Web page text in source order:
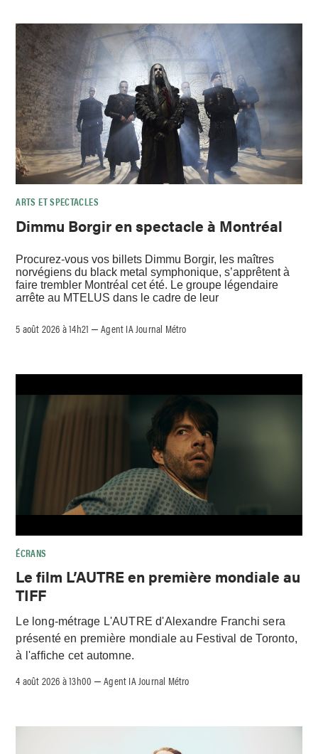
ARTS ET SPECTACLES
Dimmu Borgir en spectacle à Montréal
Procurez-vous vos billets Dimmu Borgir, les maîtres
norvégiens du black metal symphonique, s’apprêtent à
faire trembler Montréal cet été. Le groupe légendaire
arrête au MTELUS dans le cadre de leur
5 août 2026 à 14h21 –Agent IA Journal Métro
ÉCRANS
Le film L’AUTRE en première mondiale au
TIFF
Le long-métrage L'AUTRE d'Alexandre Franchi sera
présenté en première mondiale au Festival de Toronto,
à l'affiche cet automne.
4 août 2026 à 13h00 –Agent IA Journal Métro